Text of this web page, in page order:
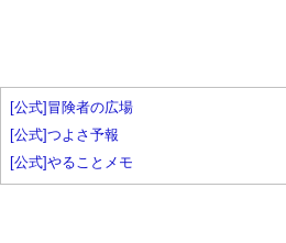
[公式]冒険者の広場
[公式]つよさ予報
[公式]やることメモ